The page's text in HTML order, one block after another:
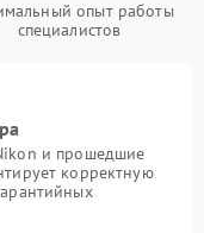
опыт работы
специалистов
и прошедшие
корректную